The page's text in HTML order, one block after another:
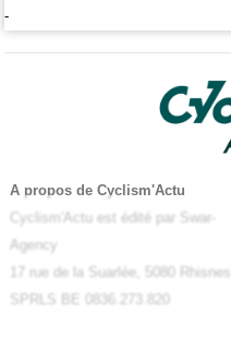
-
A propos de Cyclism'Actu
Cyclism'Actu est édité par Swar-
Agency
17 rue de la Suarlée, 5080 Rhisnes
SPRLS BE 0836.273.820